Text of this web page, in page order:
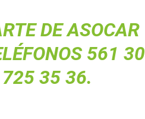
DE ASOCAR
561 30
35 36.